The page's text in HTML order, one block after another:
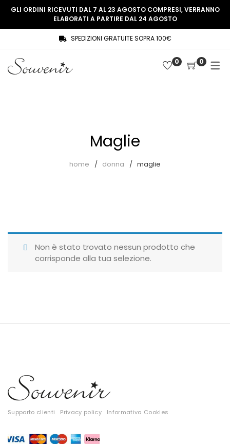
SHOP
Souvenir Privée
Giubbotti
Tute
Tutti
Gift Card
COLLEZIONE
THREE WOMEN, ONE MEMORY
GLI ORDINI RICEVUTI DAL 7 AL 23 AGOSTO COMPRESI, VERRANNO
ELABORATI A PARTIRE DAL 24 AGOSTO
SPEDIZIONI GRATUITE SOPRA 100€
0 0
Maglie
home donna maglie
Non è stato trovato nessun prodotto che
corrisponde alla tua selezione.
Supporto clienti Privacy policy Informativa Cookies